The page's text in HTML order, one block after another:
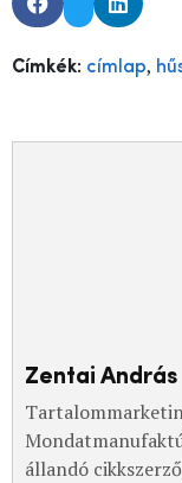
Címkék: címlap,
Zentai András
állandó